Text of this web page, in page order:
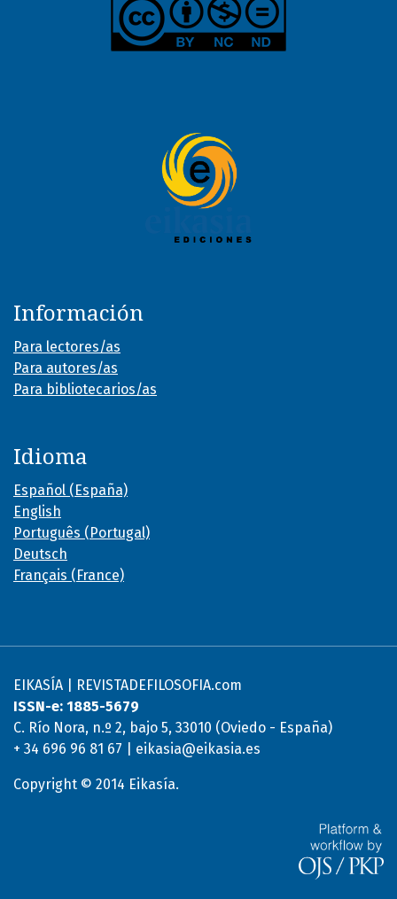
Información
Para lectores/as
Para autores/as
Para bibliotecarios/as
Idioma
Español (España)
English
Português (Portugal)
Deutsch
Français (France)
EIKASÍA | REVISTADEFILOSOFIA.com
ISSN-e: 1885-5679
C. Río Nora, n.º 2, bajo 5, 33010 (Oviedo - España)
+ 34 696 96 81 67 | eikasia@eikasia.es
Copyright © 2014 Eikasía.